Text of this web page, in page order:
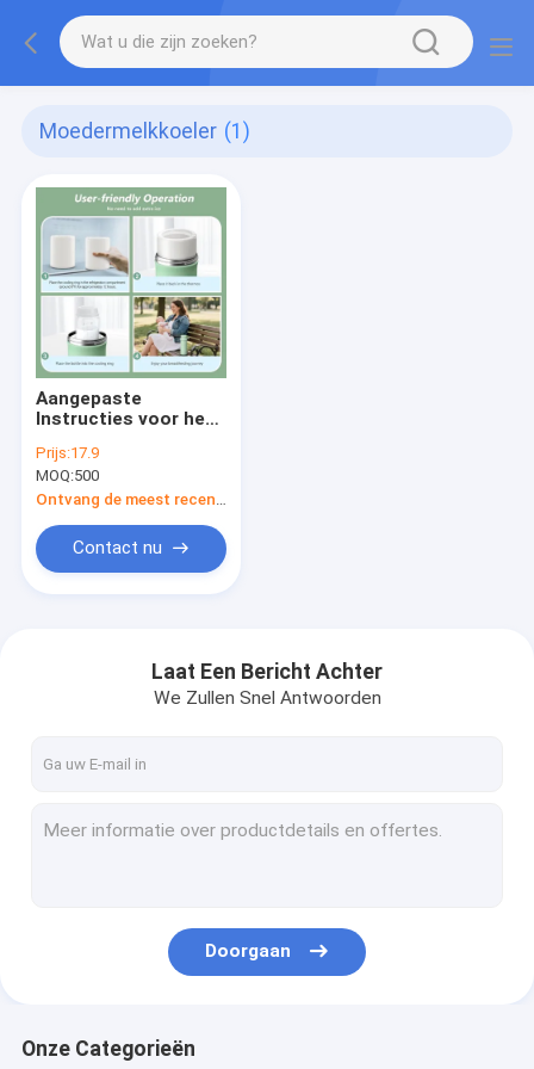
Moedermelkkoeler (1)
Aangepaste
Instructies voor het
Borstvoeding
Koeltas met de Hand,
voor Onderweg en op
Kantoor
Prijs:17.9
MOQ:500
Contact nu
Laat Een Bericht Achter
We Zullen Snel Antwoorden
Doorgaan
Onze Categorieën